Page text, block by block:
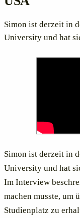
Simon ist derzeit in
University und hat
Simon ist derzeit in
University und hat
Im Interview
machen musste, um
Studienplatz zu